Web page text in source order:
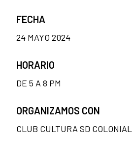
FECHA
24 MAYO 2024
HORARIO
DE 5 A 8 PM
ORGANIZAMOS CON
CLUB CULTURA SD COLONIAL